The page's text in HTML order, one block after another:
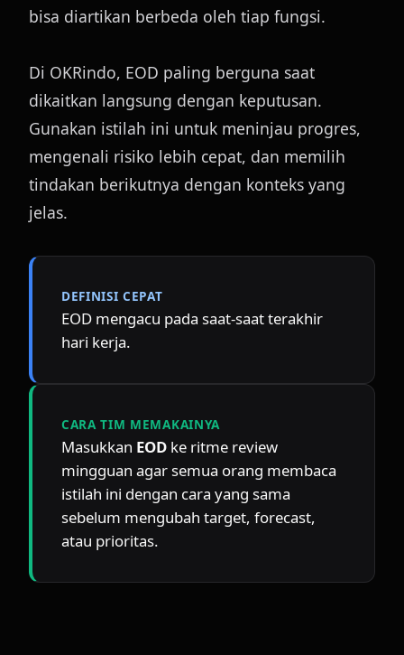
bisa diartikan berbeda oleh tiap fungsi.
Di OKRindo, EOD paling berguna saat
dikaitkan langsung dengan keputusan.
Gunakan istilah ini untuk meninjau progres,
mengenali risiko lebih cepat, dan memilih
tindakan berikutnya dengan konteks yang
jelas.
DEFINISI CEPAT
EOD mengacu pada saat-saat terakhir
hari kerja.
CARA TIM MEMAKAINYA
Masukkan EOD ke ritme review
mingguan agar semua orang membaca
istilah ini dengan cara yang sama
sebelum mengubah target, forecast,
atau prioritas.